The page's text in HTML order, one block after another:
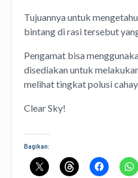
Tujuannya untuk
bintang di rasi tersebut
Pengamat bisa
disediakan untuk
melihat tingkat polusi
Clear Sky!
Bagikan: